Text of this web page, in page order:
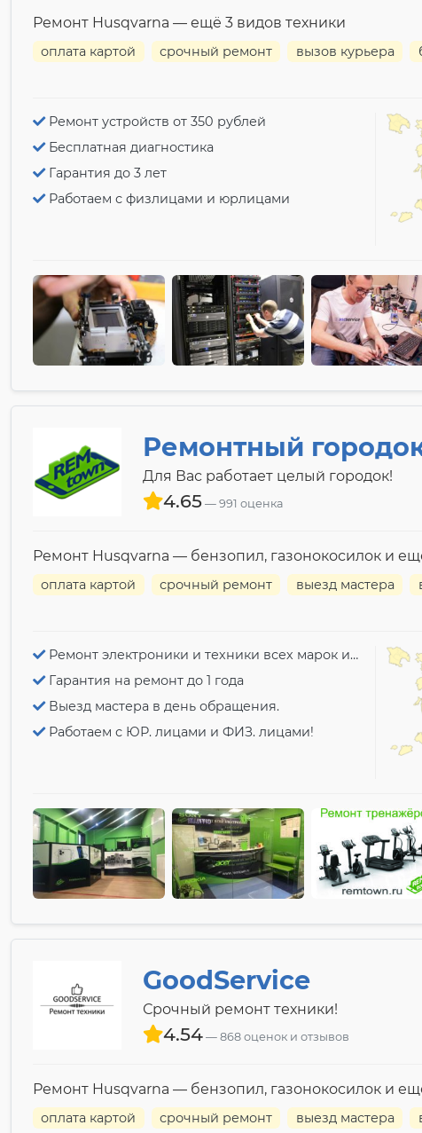
Ремонт Husqvarna — ещё 3 видов техники
оплата картой срочный ремонт вызов курьера
Ремонт устройств от 350 рублей
Бесплатная диагностика
Гарантия до 3 лет
Работаем с физлицами и юрлицами
Ремонтный
Для Вас работает целый городок!
4.65 991 оценка
Ремонт Husqvarna — бензопил, газонокосилок и
оплата картой срочный ремонт выезд мастера
Ремонт электроники и техники всех марок и моделей!
Гарантия на ремонт до 1 года
Выезд мастера в день обращения.
Работаем с ЮР. лицами и ФИЗ. лицами!
GoodService
Срочный ремонт техники!
4.54 868 оценок и отзывов
Ремонт Husqvarna — бензопил, газонокосилок и
оплата картой срочный ремонт выезд мастера